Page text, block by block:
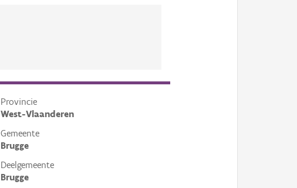
Provincie
West-Vlaanderen
Gemeente
Brugge
Deelgemeente
Brugge